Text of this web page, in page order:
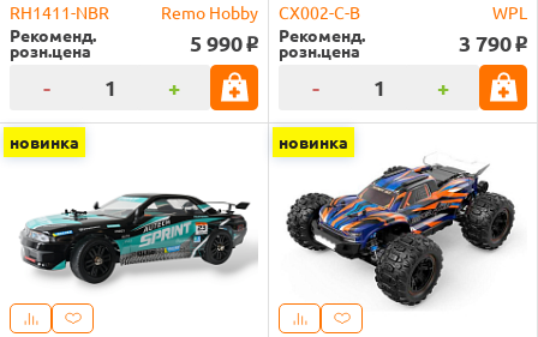
RH1411-NBR
Remo Hobby
Рекоменд.
розн.цена 5 990 o
- +
CX002-C-B
WPL
Рекоменд.
розн.цена 3 790 o
- +
новинка новинка